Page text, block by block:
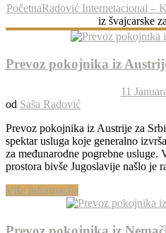
PočetnaRadović Internetacional –
iz švajcarske
Prevoz pokojnika iz
11
od Saša Radović
Prevoz pokojnika iz Austrije za
spektar usluga koje generalno
za međunarodne pogrebne usluge.
prostora bivše Jugoslavije našlo je
Više informacija